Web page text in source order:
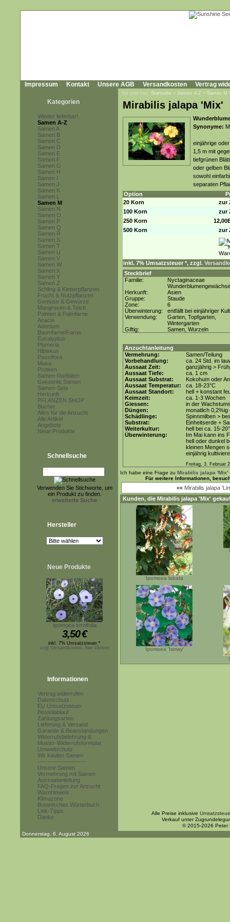
Impressum Kontakt Unsere AGB Versandkosten Vertrag
Kategorien
Wieder lieferbar!
Samen A-Z
Samen A
Samen B
Samen C
Samen D
Samen E
Samen F
Samen G
Samen H
Samen I
Samen J
Samen K
Samen L
Samen M
Samen N
Samen O
Samen P
Samen Q
Samen R
Samen S
Samen T
Samen U
Samen V
Samen W
Samen X
Samen Y
Samen Z
Schling & Kletterpflanzen
Frucht & Nutzpflanzen
Gemüse & Gewürze
Mangroven & Teich
Palmen & Palmfarne
Acacia
Adenium
Baumfarne/Farne
Eucalyptus
Plumeria
Hibiskus
Passiflora
Musa
Proteen
Samen-Raritäten
Gekeimte Samen
Samen-Sets
Herkunft
PFLANZEN SHOP
Bücher
Alles für die Anzucht
Alle Artikel
Angebote
Neue Produkte
Schnellsuche
Verwenden Sie Stichworte, um
ein Produkt zu finden.
erweiterte Suche
Hersteller
Neue Produkte
Ipomoea ternifolia
3,50€
inkl. 7% Umsatzsteuer *
zzgl.Versandkosten, hier klicken
Informationen
Vertrag widerrufen
Datenschutz
EU Umsatzsteuer
Bestellablauf
Zahlungsarten
Lieferung & Versand
Garantie & Beanstandungen
Widerrufsbelehrung &
Muster-Widerrufsformular
Umweltschutz
Wir kaufen Samen
------------------------
Unsere Samen
Vermehrung mit Samen
Aussaatanleitung
FAQ-Fragen zur Anzucht
Warnhinweis
Klimazone
Botanisches Wörterbuch
Link-Tipps
Danke
Sie sind hier: Startseite » Samen A-Z » Samen M
Mirabilis jalapa 'Mix'
Synonyme:
einjährige
1,5 m mit
tiefgrünen
oder gelben
sowohl
separaten
Option
20 Korn
zur
100 Korn
zur
250 Korn
500 Korn
zur
inkl. 7% Umsatzsteuer *, zzgl.
Steckbrief
Familie:
Nyctaginaceae
Wunderblumengewächse
Herkunft:
Asien
Gruppe:
Staude
Zone:
6
Überwinterung:
entfällt bei einjähriger
Verwendung:
Garten, Topfgarten,
Wintergarten
Giftig:
Samen, Wurzeln
Anzuchtanleitung
Vermehrung:
Samen/Teilung
Vorbehandlung:
ca. 24 Std. im
Aussaat Zeit:
ganzjährig >
Aussaat Tiefe:
ca. 1 cm
Aussaat Substrat:
Kokohum oder
Aussaat Temperatur:
ca. 18-23°C
Aussaat Standort:
hell + konstant
Keimzeit:
ca. 1-3 Wochen
Giessen:
in der
Düngen:
monatlich
Schädlinge:
Spinnmilben >
Substrat:
Einheitserde +
Weiterkultur:
hell bei ca. 15-
Überwinterung:
Im Mai kann ins
hell oder dunkel
kleinen Mengen
einjährig
Freitag, 3. Februar
Ich habe eine Frage zu Mirabilis jalapa 'Mix'
Für weitere Informationen,
«« Mirabilis jalapa
Kunden, die Mirabilis jalapa 'Mix'
Ipomoea lobata
Ipomoea 'Ismay'
Alle Preise inklusive
Verkauf unter
© 2015-2026 Peter
Donnerstag, 6. August 2026